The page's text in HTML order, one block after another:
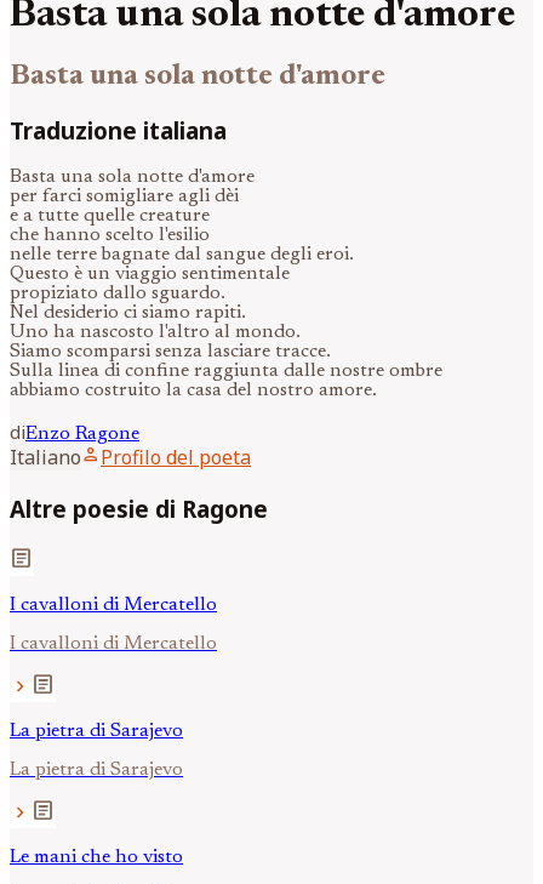
Basta una sola notte d'amore
Basta una sola notte d'amore
Traduzione italiana
Basta una sola notte d'amore
per farci somigliare agli dèi
e a tutte quelle creature
che hanno scelto l'esilio
nelle terre bagnate dal sangue degli eroi.
Questo è un viaggio sentimentale
propiziato dallo sguardo.
Nel desiderio ci siamo rapiti.
Uno ha nascosto l'altro al mondo.
Siamo scomparsi senza lasciare tracce.
Sulla linea di confine raggiunta dalle nostre ombre
abbiamo costruito la casa del nostro amore.
diEnzo Ragone
Italianoperson Profilo del poeta
Altre poesie di Ragone
article
I cavalloni di Mercatello
I cavalloni di Mercatello
chevron_right article
La pietra di Sarajevo
La pietra di Sarajevo
chevron_right article
Le mani che ho visto